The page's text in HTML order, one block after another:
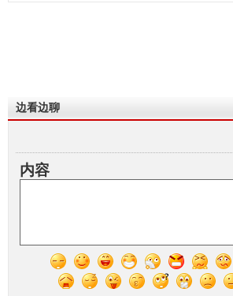
边看边聊
内容